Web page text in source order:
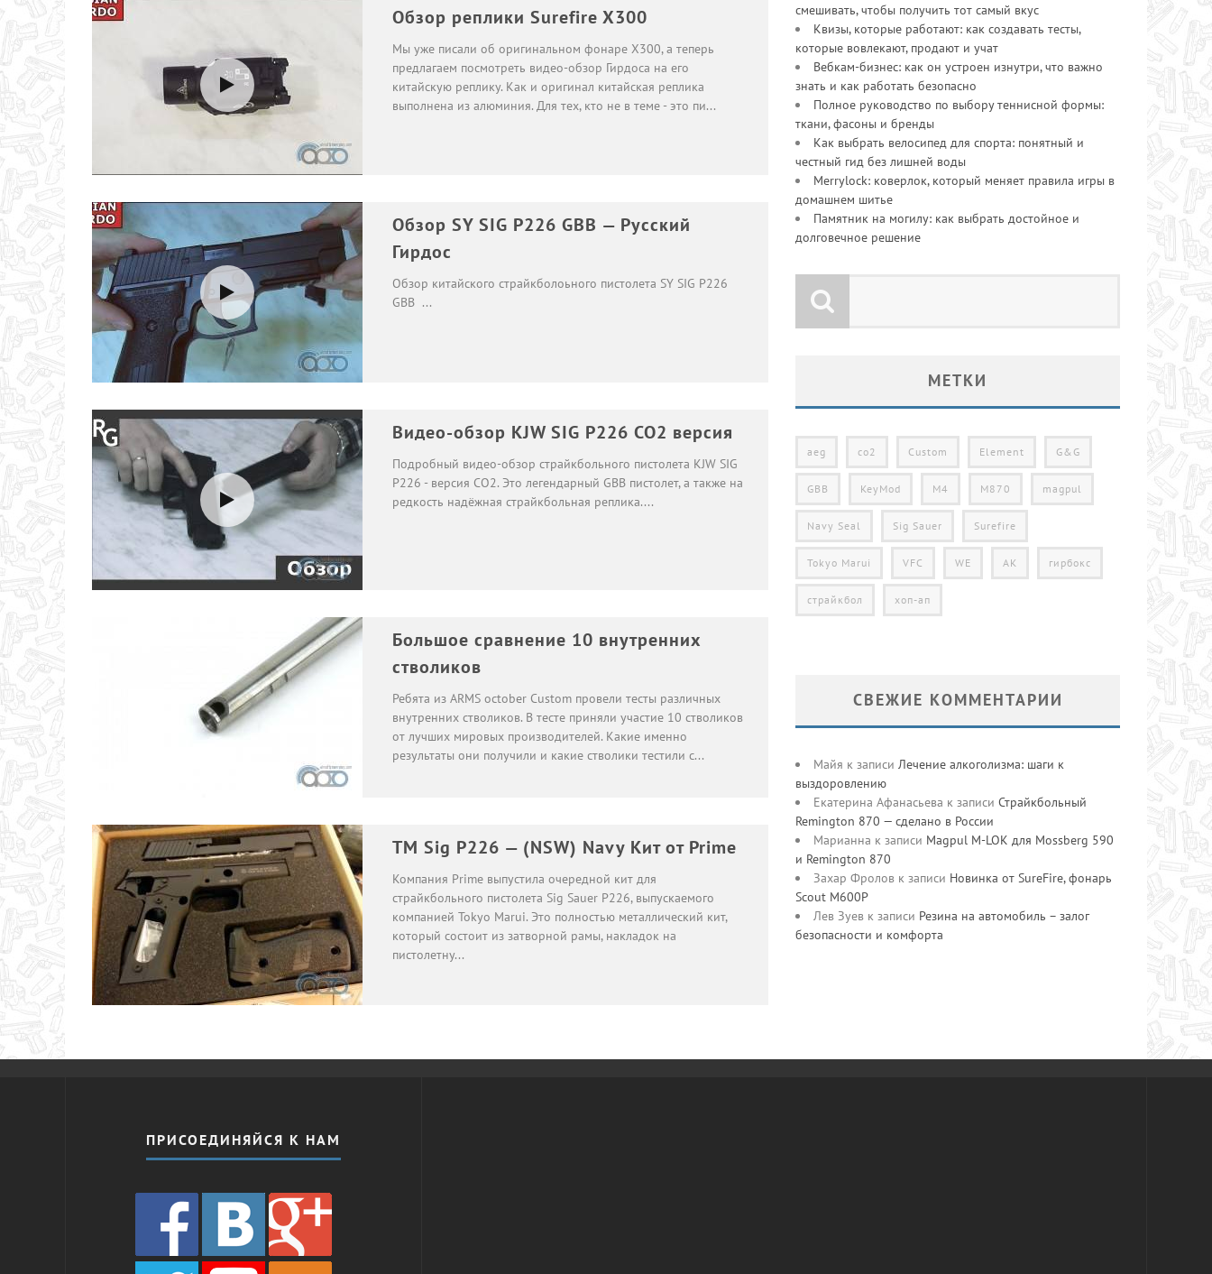
Обзор реплики Surefire X300
Мы уже писали об оригинальном фонаре X300, а теперь
предлагаем посмотреть видео-обзор Гирдоса на его
китайскую реплику. Как и оригинал китайская реплика
выполнена из алюминия. Для тех, кто не в теме - это пи...
Обзор SY SIG P226 GBB — Русский
Гирдос
Обзор китайского страйкболоьного пистолета SY SIG P226
GBB ...
Видео-обзор KJW SIG P226 CO2 версия
Подробный видео-обзор страйкбольного пистолета KJW SIG
P226 - версия CO2. Это легендарный GBB пистолет, а также на
редкость надёжная страйкбольная реплика....
Большое сравнение 10 внутренних
стволиков
Ребята из ARMS october Custom провели тесты различных
внутренних стволиков. В тесте приняли участие 10 стволиков
от лучших мировых производителей. Какие именно
результаты они получили и какие стволики тестили с...
TM Sig P226 — (NSW) Navy Кит от Prime
Компания Prime выпустила очередной кит для
страйкбольного пистолета Sig Sauer P226, выпускаемого
компанией Tokyo Marui. Это полностью металлический кит,
который состоит из затворной рамы, накладок на
пистолетну...
смешивать, чтобы получить тот самый вкус
Квизы, которые работают: как создавать тесты,
которые вовлекают, продают и учат
Вебкам-бизнес: как он устроен изнутри, что важно
знать и как работать безопасно
Полное руководство по выбору теннисной формы:
ткани, фасоны и бренды
Как выбрать велосипед для спорта: понятный и
честный гид без лишней воды
Merrylock: коверлок, который меняет правила игры в
домашнем шитье
Памятник на могилу: как выбрать достойное и
долговечное решение
МЕТКИ
aeg co2 Custom Element G&G
GBB KeyMod M4 M870 magpul
Navy Seal Sig Sauer Surefire
Tokyo Marui VFC WE АК гирбокс
страйкбол хоп-ап
СВЕЖИЕ КОММЕНТАРИИ
Майя к записи Лечение алкоголизма: шаги к
выздоровлению
Екатерина Афанасьева к записи Страйкбольный
Remington 870 — сделано в России
Марианна к записи Magpul M-LOK для Mossberg 590
и Remington 870
Захар Фролов к записи Новинка от SureFire, фонарь
Scout M600P
Лев Зуев к записи Резина на автомобиль – залог
безопасности и комфорта
ПРИСОЕДИНЯЙСЯ К НАМ